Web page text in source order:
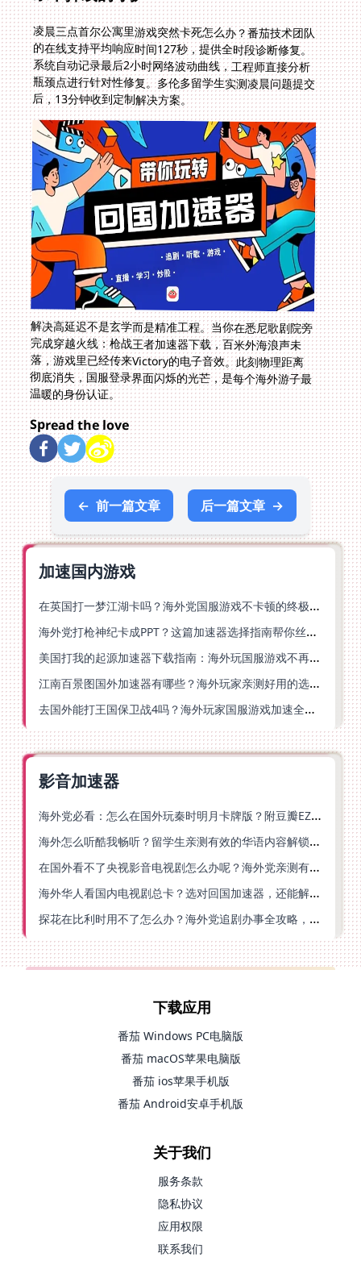
凌晨三点首尔公寓里游戏突然卡死怎么办？番茄技术团队
的在线支持平均响应时间127秒，提供全时段诊断修复。
系统自动记录最后2小时网络波动曲线，工程师直接分析
瓶颈点进行针对性修复。多伦多留学生实测凌晨问题提交
后，13分钟收到定制解决方案。
解决高延迟不是玄学而是精准工程。当你在悉尼歌剧院旁
完成穿越火线：枪战王者加速器下载，百米外海浪声未
落，游戏里已经传来Victory的电子音效。此刻物理距离
彻底消失，国服登录界面闪烁的光芒，是每个海外游子最
温暖的身份认证。
Spread the love
← 前一篇文章 后一篇文章 →
加速国内游戏
在英国打一梦江湖卡吗？海外党国服游戏不卡顿的终极解法
海外党打枪神纪卡成PPT？这篇加速器选择指南帮你丝滑上分
美国打我的起源加速器下载指南：海外玩国服游戏不再卡的终极方案
江南百景图国外加速器有哪些？海外玩家亲测好用的选择与避坑指南
去国外能打王国保卫战4吗？海外玩家国服游戏加速全攻略（附公主连结幻想江湖实测）
影音加速器
海外党必看：怎么在国外玩秦时明月卡牌版？附豆瓣EZCast地区限制破解法
海外怎么听酷我畅听？留学生亲测有效的华语内容解锁指南
在国外看不了央视影音电视剧怎么办呢？海外党亲测有效的回国加速方案
海外华人看国内电视剧总卡？选对回国加速器，还能解决菲律宾打不开反诈中心的问题
探花在比利时用不了怎么办？海外党追剧办事全攻略，选对加速器就够了
下载应用
番茄 Windows PC电脑版
番茄 macOS苹果电脑版
番茄 ios苹果手机版
番茄 Android安卓手机版
关于我们
服务条款
隐私协议
应用权限
联系我们